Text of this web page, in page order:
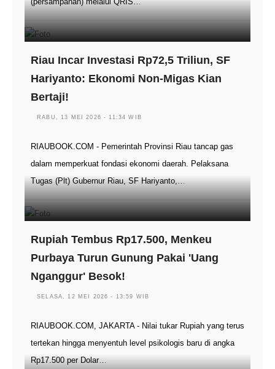
Riau Incar Investasi Rp72,5 Triliun, SF
Hariyanto: Ekonomi Non-Migas Kian
Bertaji!
RABU, 13 MEI 2026 - 11:34 WIB
RIAUBOOK.COM - Pemerintah Provinsi Riau tancap gas
dalam memperkuat fondasi ekonomi daerah. Pelaksana
Tugas (Plt) Gubernur Riau, SF Hariyanto,…
Rupiah Tembus Rp17.500, Menkeu
Purbaya Turun Gunung Pakai 'Uang
Nganggur' Besok!
SELASA, 12 MEI 2026 - 13:59 WIB
RIAUBOOK.COM, JAKARTA - Nilai tukar Rupiah yang terus
tertekan hingga menyentuh level psikologis baru di angka
Rp17.500 per Dolar…